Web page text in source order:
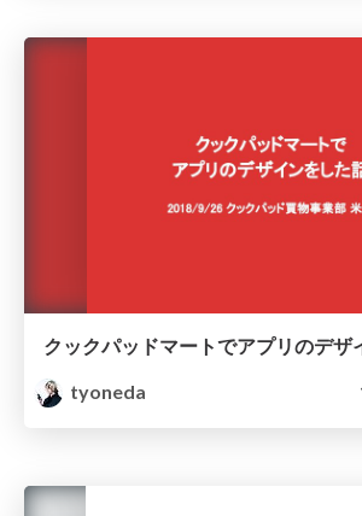
クックパッドマートでアプリのデザ
tyoneda